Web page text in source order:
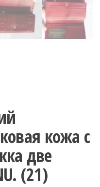
кожа с
две
(21)